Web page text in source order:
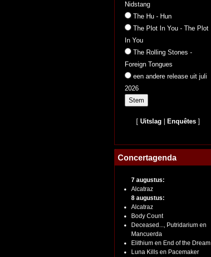
Nidstang
The Hu - Hun
The Plot In You - The Plot
In You
The Rolling Stones -
Foreign Tongues
een andere release uit juli
2026
[Uitslag Enquêtes ]
Concertagenda
7 augustus:
Alcatraz
8 augustus:
Alcatraz
Body Count
Deceased..., Putridarium en
Mancuerda
Elithium en End of the Dream
Luna Kills en Pacemaker